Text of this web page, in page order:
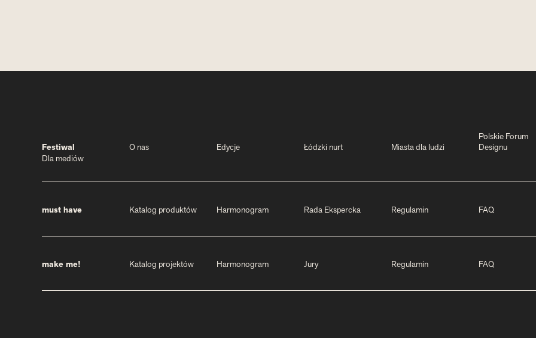
Festiwal O nas Edycje Łódzki nurt Miasta dla ludzi
Polskie Forum
Designu
Dla mediów
must have Katalog produktów Harmonogram Rada Ekspercka Regulamin FAQ
make me! Katalog projektów Harmonogram Jury Regulamin FAQ